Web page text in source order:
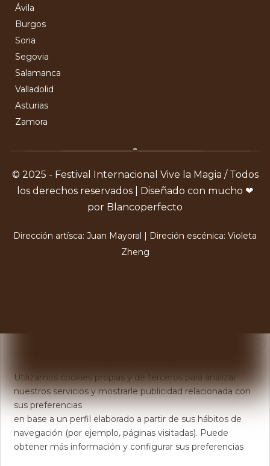
Ávila
Burgos
Soria
Segovia
Salamanca
Valladolid
Asturias
Zamora
© 2025 - Festival Internacional Vive la Magia / Todos
los derechos reservados | Diseñado con mucho ❤
por Blancoperfecto
Dirección artísca: Juan Mayoral | Direción escénica: Violeta
Zheng
Utilizamos cookies propias y de terceros para analizar
nuestros servicios y mostrarle publicidad relacionada con
sus preferencias
en base a un perfil elaborado a partir de sus hábitos de
navegación (por ejemplo, páginas visitadas). Puede
obtener más información y configurar sus preferencias